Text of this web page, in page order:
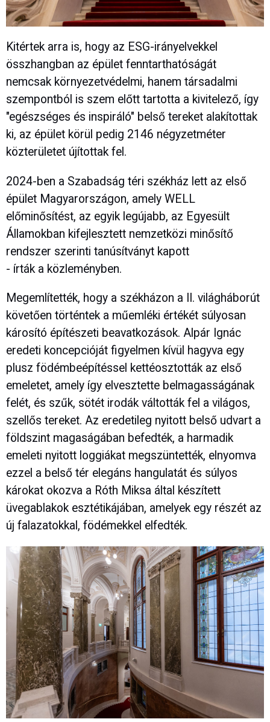
Kitértek arra is, hogy az ESG-irányelvekkel
összhangban az épület fenntarthatóságát
nemcsak környezetvédelmi, hanem társadalmi
szempontból is szem előtt tartotta a kivitelező, így
"egészséges és inspiráló" belső tereket alakítottak
ki, az épület körül pedig 2146 négyzetméter
közterületet újítottak fel.
2024-ben a Szabadság téri székház lett az első
épület Magyarországon, amely WELL
előminősítést, az egyik legújabb, az Egyesült
Államokban kifejlesztett nemzetközi minősítő
rendszer szerinti tanúsítványt kapott
- írták a közleményben.
Megemlítették, hogy a székházon a II. világháborút
követően történtek a műemléki értékét súlyosan
károsító építészeti beavatkozások. Alpár Ignác
eredeti koncepcióját figyelmen kívül hagyva egy
plusz födémbeépítéssel kettéosztották az első
emeletet, amely így elvesztette belmagasságának
felét, és szűk, sötét irodák váltották fel a világos,
szellős tereket. Az eredetileg nyitott belső udvart a
földszint magaságában befedték, a harmadik
emeleti nyitott loggiákat megszüntették, elnyomva
ezzel a belső tér elegáns hangulatát és súlyos
károkat okozva a Róth Miksa által készített
üvegablakok esztétikájában, amelyek egy részét az
új falazatokkal, födémekkel elfedték.